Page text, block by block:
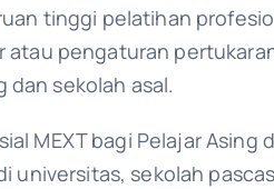
tinggi pelatihan
pengaturan
dan sekolah asal.
MEXT bagi Pelajar
universitas, sekolah